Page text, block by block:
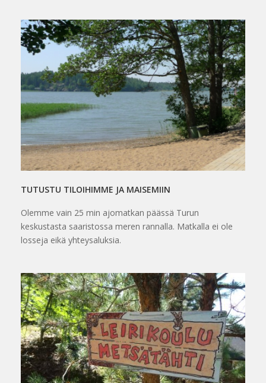
TUTUSTU TILOIHIMME JA MAISEMIIN
Olemme vain 25 min ajomatkan päässä Turun
keskustasta saaristossa meren rannalla. Matkalla ei ole
losseja eikä yhteysaluksia.